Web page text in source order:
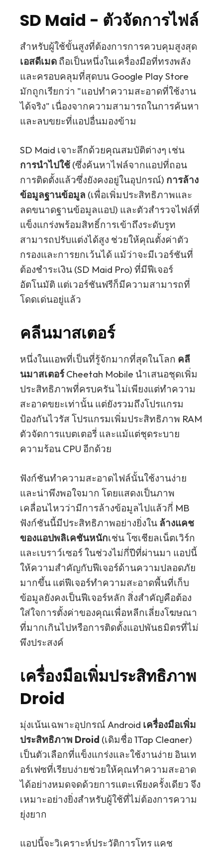
SD Maid - ตัวจัดการไฟล์
สำหรับผู้ใช้ขั้นสูงที่ต้องการการควบคุมสูงสุด
เอสดีเมด ถือเป็นหนึ่งในเครื่องมือที่ทรงพลัง
และครอบคลุมที่สุดบน Google Play Store
มักถูกเรียกว่า "แอปทำความสะอาดที่ใช้งาน
ได้จริง" เนื่องจากความสามารถในการค้นหา
และลบขยะที่แอปอื่นมองข้าม
SD Maid เจาะลึกด้วยคุณสมบัติต่างๆ เช่น
การนำไปใช้ (ซึ่งค้นหาไฟล์จากแอปที่ถอน
การติดตั้งแล้วซึ่งยังคงอยู่ในอุปกรณ์) การล้าง
ข้อมูลฐานข้อมูล (เพื่อเพิ่มประสิทธิภาพและ
ลดขนาดฐานข้อมูลแอป) และตัวสำรวจไฟล์ที่
แข็งแกร่งพร้อมสิทธิ์การเข้าถึงระดับรูท
สามารถปรับแต่งได้สูง ช่วยให้คุณตั้งค่าตัว
กรองและการยกเว้นได้ แม้ว่าจะมีเวอร์ชันที่
ต้องชำระเงิน (SD Maid Pro) ที่มีฟีเจอร์
อัตโนมัติ แต่เวอร์ชันฟรีก็มีความสามารถที่
โดดเด่นอยู่แล้ว
คลีนมาสเตอร์
หนึ่งในแอพที่เป็นที่รู้จักมากที่สุดในโลก คลี
นมาสเตอร์Cheetah Mobile นำเสนอชุดเพิ่ม
ประสิทธิภาพที่ครบครัน ไม่เพียงแต่ทำความ
สะอาดขยะเท่านั้น แต่ยังรวมถึงโปรแกรม
ป้องกันไวรัส โปรแกรมเพิ่มประสิทธิภาพ RAM
ตัวจัดการแบตเตอรี่ และแม้แต่ชุดระบาย
ความร้อน CPU อีกด้วย
ฟังก์ชันทำความสะอาดไฟล์นั้นใช้งานง่าย
และน่าพึงพอใจมาก โดยแสดงเป็นภาพ
เคลื่อนไหวว่ามีการล้างข้อมูลไปแล้วกี่ MB
ฟังก์ชันนี้มีประสิทธิภาพอย่างยิ่งใน ล้างแคช
ของแอปพลิเคชันหนักเช่น โซเชียลเน็ตเวิร์ก
และเบราว์เซอร์ ในช่วงไม่กี่ปีที่ผ่านมา แอปนี้
ให้ความสำคัญกับฟีเจอร์ด้านความปลอดภัย
มากขึ้น แต่ฟีเจอร์ทำความสะอาดพื้นที่เก็บ
ข้อมูลยังคงเป็นฟีเจอร์หลัก สิ่งสำคัญคือต้อง
ใส่ใจการตั้งค่าของคุณเพื่อหลีกเลี่ยงโฆษณา
ที่มากเกินไปหรือการติดตั้งแอปพันธมิตรที่ไม่
พึงประสงค์
เครื่องมือเพิ่มประสิทธิภาพ
Droid
มุ่งเน้นเฉพาะอุปกรณ์ Android เครื่องมือเพิ่ม
ประสิทธิภาพ Droid (เดิมชื่อ 1Tap Cleaner)
เป็นตัวเลือกที่แข็งแกร่งและใช้งานง่าย อินเท
อร์เฟซที่เรียบง่ายช่วยให้คุณทำความสะอาด
ได้อย่างหมดจดด้วยการแตะเพียงครั้งเดียว จึง
เหมาะอย่างยิ่งสำหรับผู้ใช้ที่ไม่ต้องการความ
ยุ่งยาก
แอปนี้จะวิเคราะห์ประวัติการโทร แคช